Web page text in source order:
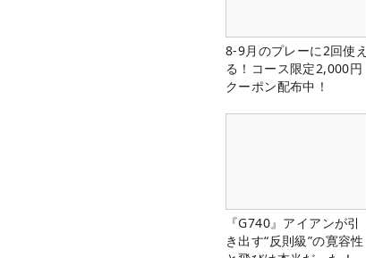
8-9月のプレーに2回使え
る！コース限定2,000円
クーポン配布中！
『G740』アイアンが引
き出す“反則級”の寛容性